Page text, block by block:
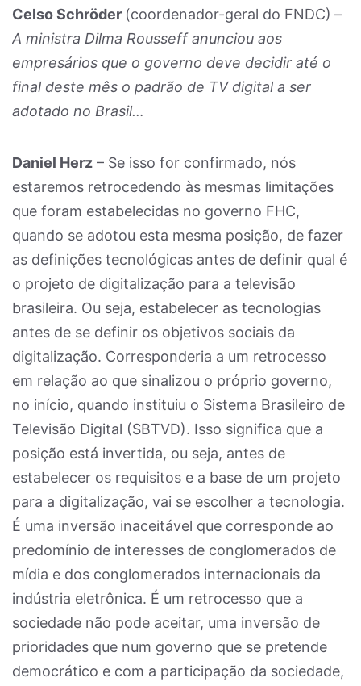
Celso Schröder (coordenador-geral do FNDC) –
A ministra Dilma Rousseff anunciou aos
empresários que o governo deve decidir até o
final deste mês o padrão de TV digital a ser
adotado no Brasil…
Daniel Herz – Se isso for confirmado, nós
estaremos retrocedendo às mesmas limitações
que foram estabelecidas no governo FHC,
quando se adotou esta mesma posição, de fazer
as definições tecnológicas antes de definir qual é
o projeto de digitalização para a televisão
brasileira. Ou seja, estabelecer as tecnologias
antes de se definir os objetivos sociais da
digitalização. Corresponderia a um retrocesso
em relação ao que sinalizou o próprio governo,
no início, quando instituiu o Sistema Brasileiro de
Televisão Digital (SBTVD). Isso significa que a
posição está invertida, ou seja, antes de
estabelecer os requisitos e a base de um projeto
para a digitalização, vai se escolher a tecnologia.
É uma inversão inaceitável que corresponde ao
predomínio de interesses de conglomerados de
mídia e dos conglomerados internacionais da
indústria eletrônica. É um retrocesso que a
sociedade não pode aceitar, uma inversão de
prioridades que num governo que se pretende
democrático e com a participação da sociedade,